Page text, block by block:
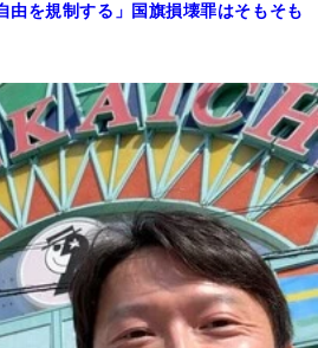
由を規制する」国旗損壊罪はそもそも